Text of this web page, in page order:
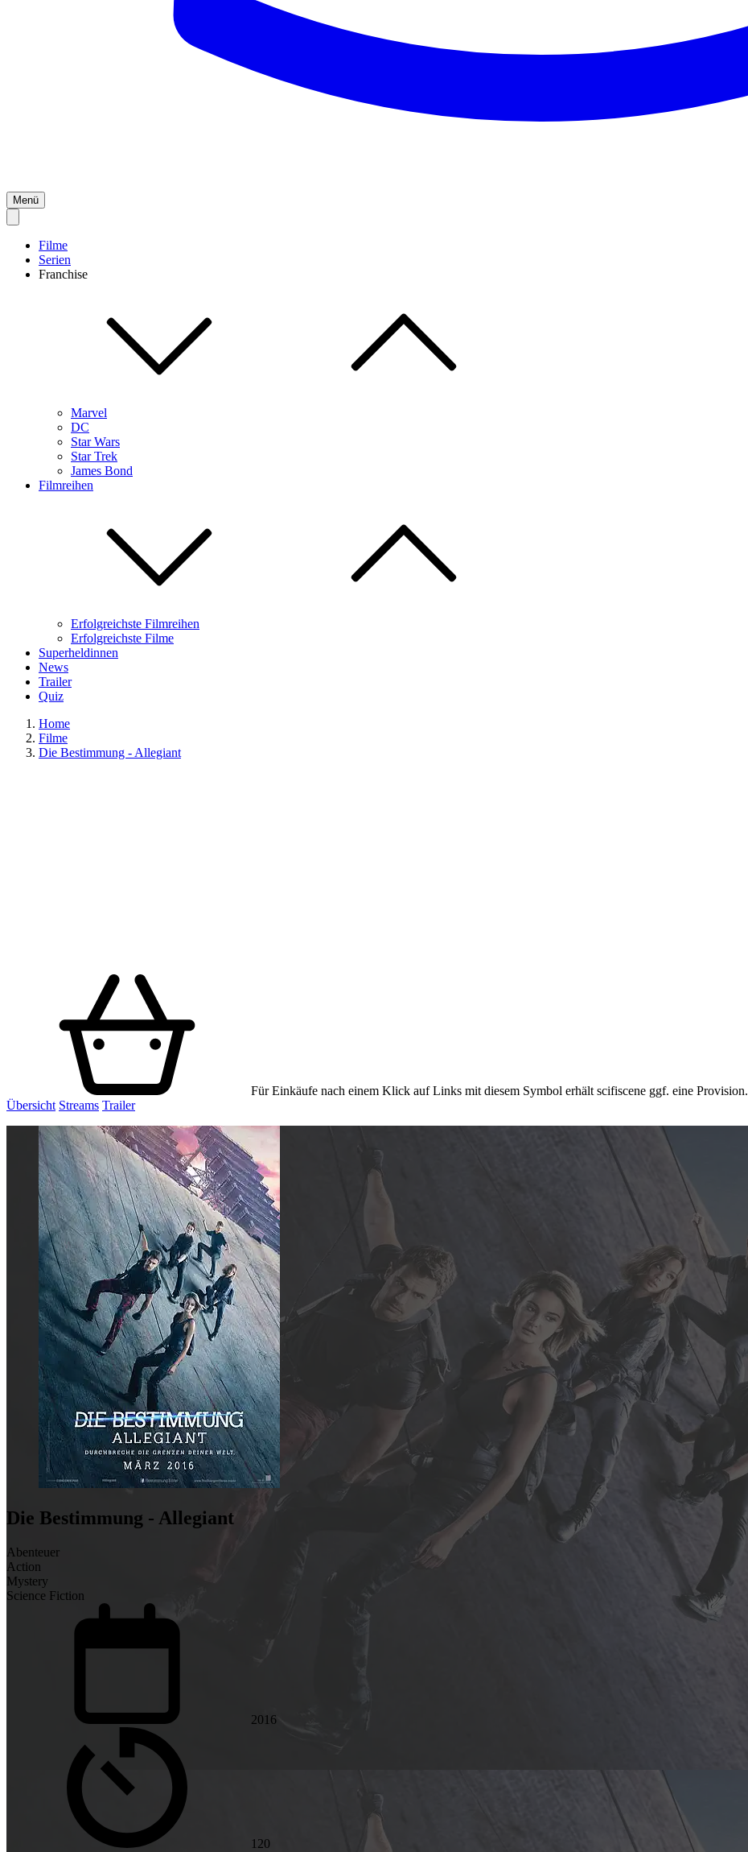
Menü
Filme
Serien
Franchise
Marvel
DC
Star Wars
Star Trek
James Bond
Filmreihen
Erfolgreichste Filmreihen
Erfolgreichste Filme
Superheldinnen
News
Trailer
Quiz
Home
Filme
Die Bestimmung - Allegiant
Für Einkäufe nach einem Klick auf Links mit diesem Symbol erhält scifiscene ggf. eine Provision.
Übersicht Streams Trailer
Die Bestimmung - Allegiant
Abenteuer
Action
Mystery
Science Fiction
2016
120